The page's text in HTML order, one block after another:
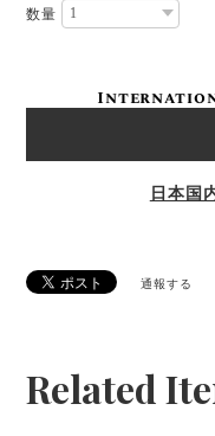
数量
日本国
通報する
Related